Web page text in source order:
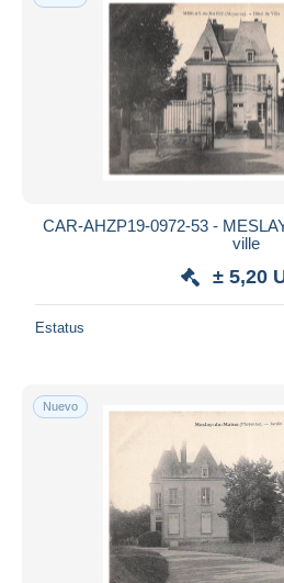
CAR-AHZP19-0972-53 -
ville
± 5,20
Estatus
Nuevo